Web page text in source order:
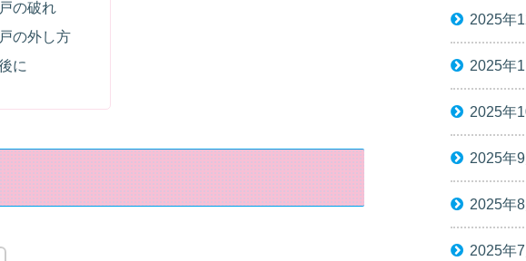
の破れ
の外し方
に
2025年
2025年
2025年
2025年9
2025年8
2025年7